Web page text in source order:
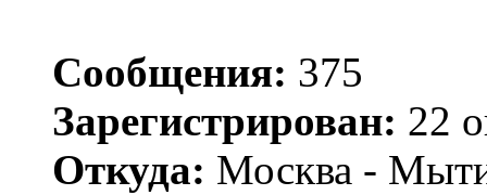
Сообщения: 375
Зарегистрирован: 22
Откуда: Москва -